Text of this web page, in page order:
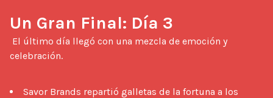
Un Gran Final: Día 3
celebración.
Savor Brands repartió galletas de la fortuna a los